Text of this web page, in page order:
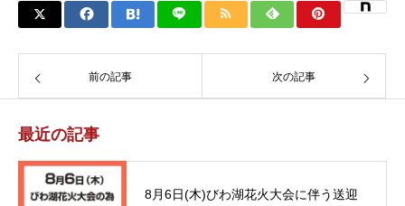
前の記事 次の記事
最近の記事
8月6日(木)びわ湖花火大会に伴う送迎